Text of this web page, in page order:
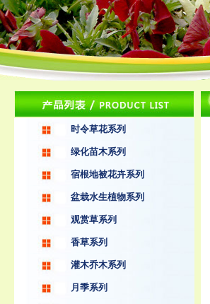
时令草花系列
绿化苗木系列
宿根地被花卉系列
盆栽水生植物系列
观赏草系列
香草系列
灌木乔木系列
月季系列